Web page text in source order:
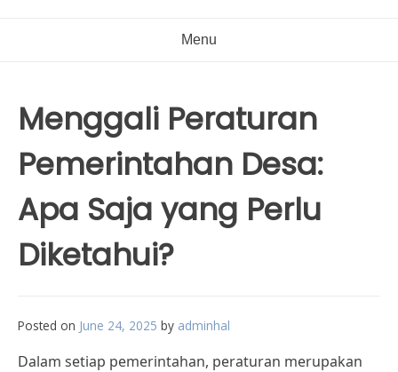
Menu
Menggali Peraturan
Pemerintahan Desa:
Apa Saja yang Perlu
Diketahui?
Posted on June 24, 2025 by adminhal
Dalam setiap pemerintahan, peraturan merupakan